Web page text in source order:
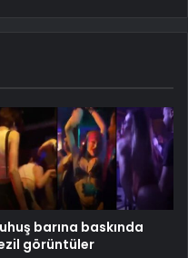
barına baskında
görüntüler